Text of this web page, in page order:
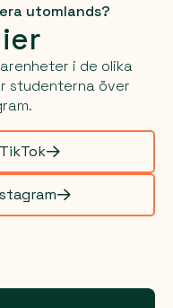
utomlands?
i de olika
studenterna över